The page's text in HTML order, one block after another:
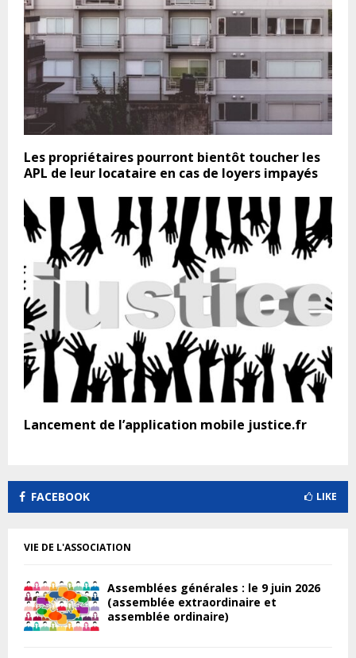
Les propriétaires pourront bientôt toucher les
APL de leur locataire en cas de loyers impayés
Lancement de l’application mobile justice.fr
FACEBOOK LIKE
VIE DE L'ASSOCIATION
Assemblées générales : le 9 juin 2026
(assemblée extraordinaire et
assemblée ordinaire)